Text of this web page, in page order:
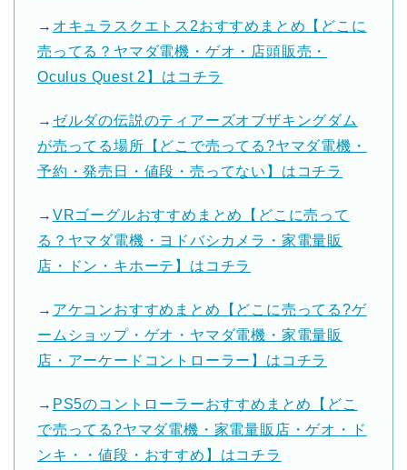
→ オキュラスクエトス2おすすめまとめ【どこに
売ってる？ヤマダ電機・ゲオ・店頭販売・
Oculus Quest 2】はコチラ
→ ゼルダの伝説のティアーズオブザキングダム
が売ってる場所【どこで売ってる?ヤマダ電機・
予約・発売日・値段・売ってない】はコチラ
→ VRゴーグルおすすめまとめ【どこに売って
る？ヤマダ電機・ヨドバシカメラ・家電量販
店・ドン・キホーテ】はコチラ
→ アケコンおすすめまとめ【どこに売ってる?ゲ
ームショップ・ゲオ・ヤマダ電機・家電量販
店・アーケードコントローラー】はコチラ
→ PS5のコントローラーおすすめまとめ【どこ
で売ってる?ヤマダ電機・家電量販店・ゲオ・ド
ンキ・・値段・おすすめ】はコチラ